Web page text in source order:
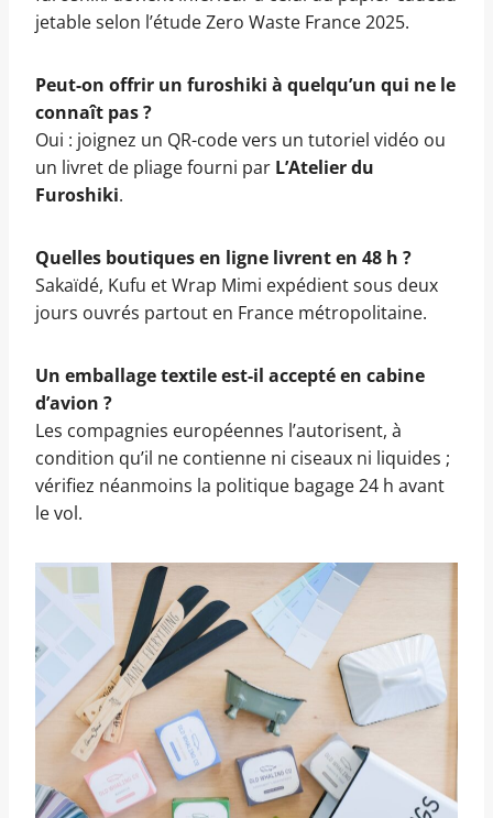
jetable selon l’étude Zero Waste France 2025.
Peut-on offrir un furoshiki à quelqu’un qui ne le
connaît pas ?
Oui : joignez un QR-code vers un tutoriel vidéo ou
un livret de pliage fourni par L’Atelier du
Furoshiki.
Quelles boutiques en ligne livrent en 48 h ?
Sakaïdé, Kufu et Wrap Mimi expédient sous deux
jours ouvrés partout en France métropolitaine.
Un emballage textile est-il accepté en cabine
d’avion ?
Les compagnies européennes l’autorisent, à
condition qu’il ne contienne ni ciseaux ni liquides ;
vérifiez néanmoins la politique bagage 24 h avant
le vol.